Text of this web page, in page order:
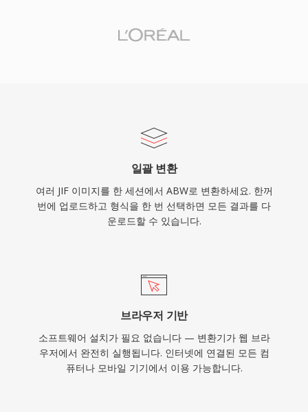
일괄 변환
여러 JIF 이미지를 한 세션에서 ABW로 변환하세요. 한꺼
번에 업로드하고 형식을 한 번 선택하면 모든 결과를 다
운로드할 수 있습니다.
브라우저 기반
소프트웨어 설치가 필요 없습니다 — 변환기가 웹 브라
우저에서 완전히 실행됩니다. 인터넷에 연결된 모든 컴
퓨터나 모바일 기기에서 이용 가능합니다.